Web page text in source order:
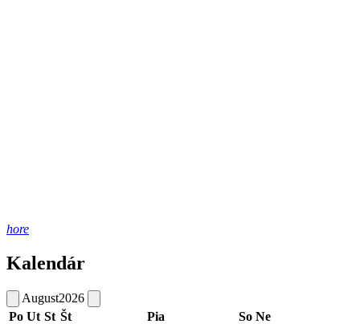
hore
Kalendár
August2026
Po Ut St Št Pia So Ne